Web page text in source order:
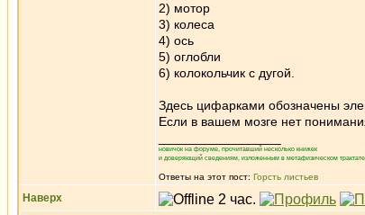
2) мотор
3) колеса
4) ось
5) оглобли
6) колокольчик с дугой.
Здесь цифарками обозначены
Если в вашем мозге нет
новичок на форуме, прочитавший несколько книжек
и доверяющий сведениям, изложенным в метафизическом
Ответы на этот пост: Горсть листьев
Наверх